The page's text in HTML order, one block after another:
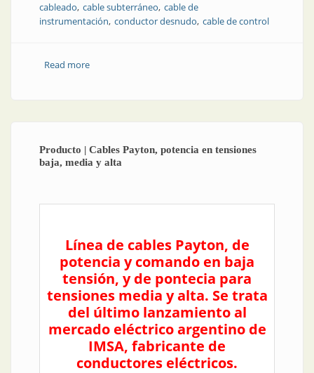
cableado cable subterráneo cable de
instrumentación conductor desnudo cable de control
Read moreabout Cableado en la industria minera y petrolera
Producto | Cables Payton, potencia en tensiones
baja, media y alta
Línea de cables Payton, de
potencia y comando en baja
tensión, y de pontecia para
tensiones media y alta. Se trata
del último lanzamiento al
mercado eléctrico argentino de
IMSA, fabricante de
conductores eléctricos.